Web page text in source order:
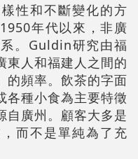
性和不斷變化的方
年代以來，非廣
。Guldin研究由福
東人和福建人之間的
的頻率。飲茶的字面
各種小食為主要特徵
自廣州。顧客大多是
而不是單純為了充